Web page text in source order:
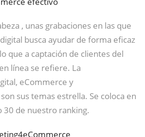
, unas grabaciones en las que
busca ayudar de forma eficaz
que a captación de clientes del
línea se refiere. La
eCommerce y
sus temas estrella. Se coloca en
de nuestro ranking.